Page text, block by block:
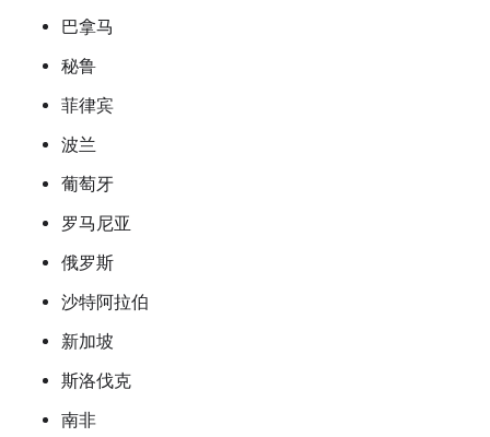
巴拿马
秘鲁
菲律宾
波兰
葡萄牙
罗马尼亚
俄罗斯
沙特阿拉伯
新加坡
斯洛伐克
南非